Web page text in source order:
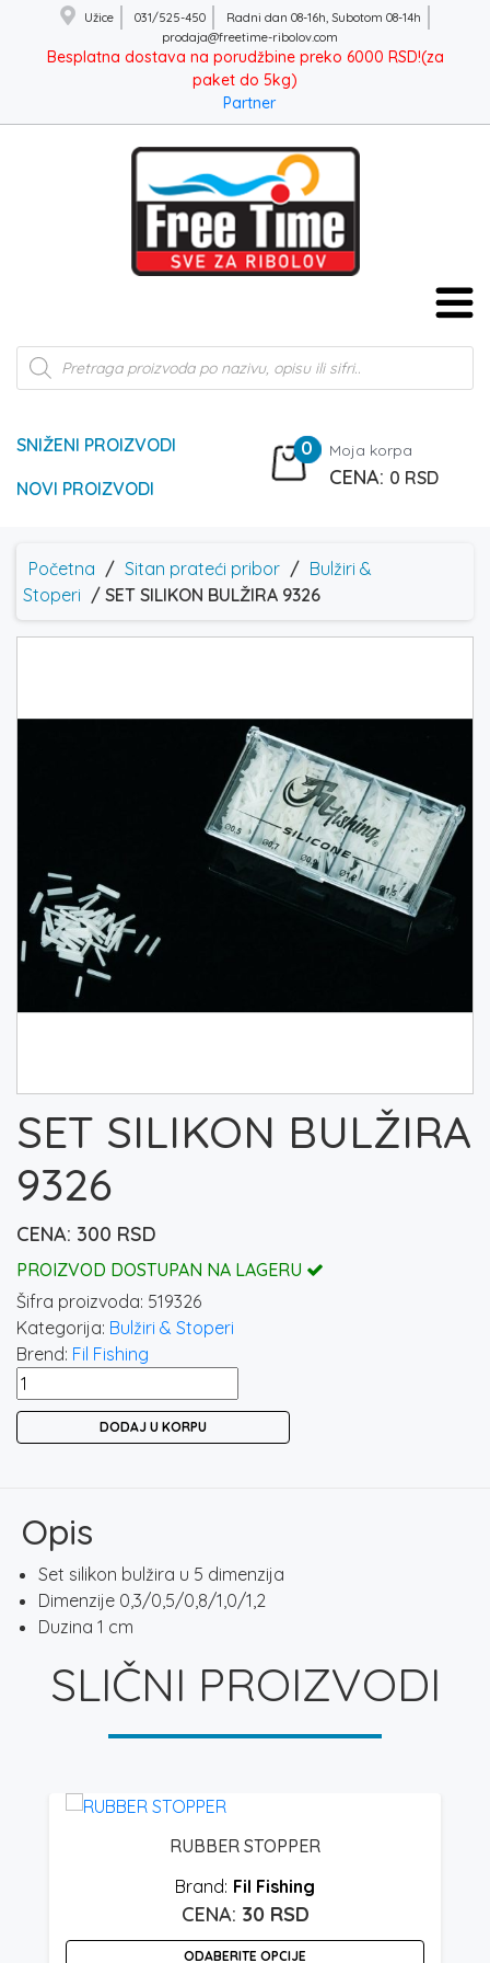
Užice 031/525-450
Radni dan 08-16h, Subotom 08-14h
prodaja@freetime-ribolov.com
Besplatna dostava na porudžbine preko 6000 RSD!(za
paket do 5kg)
Partner
Products
search
SNIŽENI PROIZVODI
NOVI PROIZVODI
0 Moja korpa
0 RSD
Početna / Sitan prateći pribor / Bulžiri &
Stoperi / SET SILIKON BULŽIRA 9326
SET SILIKON BULŽIRA
9326
300 RSD
PROIZVOD DOSTUPAN NA LAGERU
Šifra proizvoda: 519326
Kategorija: Bulžiri & Stoperi
Brend: Fil Fishing
SET
SILIKON
DODAJ U KORPU
Opis
Set silikon bulžira u 5 dimenzija
Dimenzije 0,3/0,5/0,8/1,0/1,2
Duzina 1 cm
SLIČNI PROIZVODI
RUBBER STOPPER
Fil Fishing
30 RSD
ODABERITE OPCIJE